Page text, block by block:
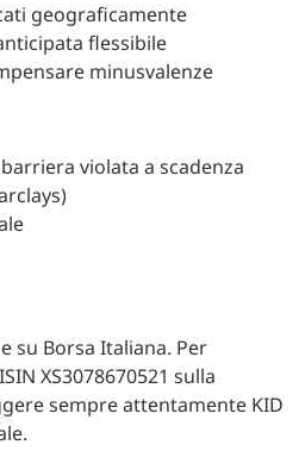
geograficamente
flessibile
minusvalenze
violata a scadenza
su Borsa Italiana. Per
XS3078670521 sulla
sempre attentamente KID